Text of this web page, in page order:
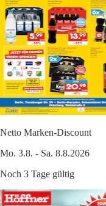
Netto Marken-Discount
Mo. 3.8. - Sa. 8.8.2026
Noch 3 Tage gültig